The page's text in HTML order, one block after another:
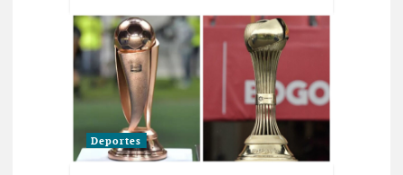
Deportes